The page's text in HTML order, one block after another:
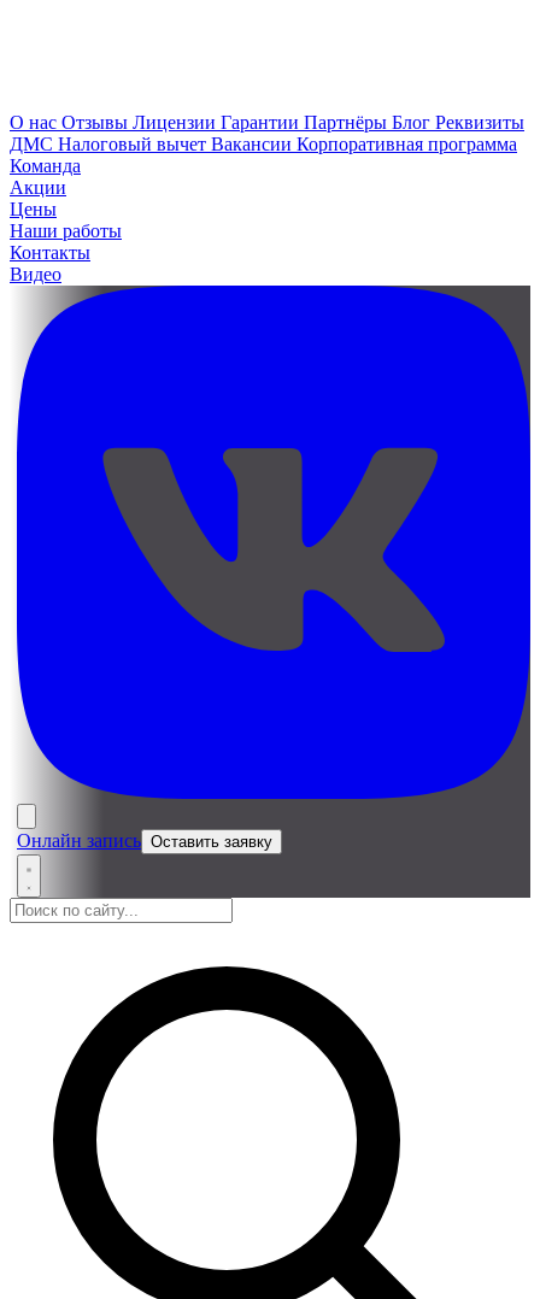
О нас Отзывы Лицензии Гарантии Партнёры Блог Реквизиты
ДМС Налоговый вычет Вакансии Корпоративная программа
Команда
Акции
Цены
Наши работы
Контакты
Видео
Онлайн запись Оставить заявку